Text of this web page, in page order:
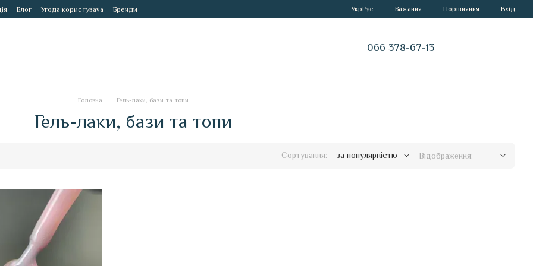
Блог Угода користувача Бренди УкрРус Бажання Порівняння Вхід
066 378-67-13
Головна Гель-лаки, бази та топи
Гель-лаки, бази та топи
Сортування: за популярністю Відображення: